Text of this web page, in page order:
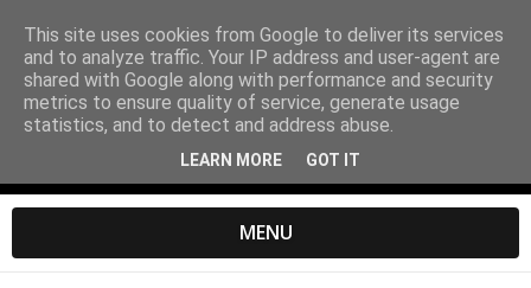
MENU
This site uses cookies from Google to deliver its services
and to analyze traffic. Your IP address and user-agent are
shared with Google along with performance and security
metrics to ensure quality of service, generate usage
statistics, and to detect and address abuse.
LEARN MORE GOT IT